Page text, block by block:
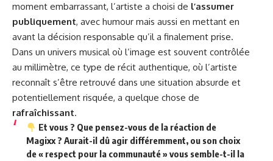
moment embarrassant, l’artiste a choisi de l’assumer
publiquement, avec humour mais aussi en mettant en
avant la décision responsable qu’il a finalement prise.
Dans un univers musical où l’image est souvent contrôlée
au millimètre, ce type de récit authentique, où l’artiste
reconnaît s’être retrouvé dans une situation absurde et
potentiellement risquée, a quelque chose de
rafraîchissant.
Et vous ? Que pensez-vous de la réaction de
Magixx ? Aurait-il dû agir différemment, ou son choix
de « respect pour la communauté » vous semble-t-il la